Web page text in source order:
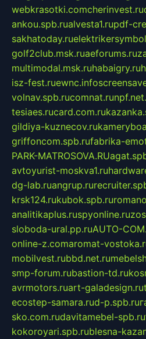
webkrasotki.comcherinvest.ru
ankou.spb.rualvesta1.rupdf-
sakhatoday.ru
golf2club.msk.ruaeforums.ru
multimodal.msk.ruhabaigry.ru
isz-fest.ruewnc.info
volnav.spb.rucomnat.ru
tesiaes.rucard.com.ru
gildiya-kuznecov.ru
griffoncom.spb.rufabrika-
PARK-MATROSOVA.RU
avtoyurist-moskva1.ru
dg-lab.ruangrup.ru
krsk124.rukubok.spb.ru
analitikaplus.ruspyonline.ru
sloboda-ural.pp.ruAUTO-
online-z.comaromat-
mobilvest.rubbd.net.ru
smp-forum.rubastion-td.ru
avrmotors.ruart-galadesign.ru
ecostep-samara.rud-p.spb.ru
sko.com.rudavitamebel-spb.ru
kokoroyari.spb.rublesna-